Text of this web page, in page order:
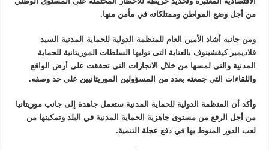
من أجل وضع المواطن وممتلكاته في مأمن منها.
ومن جانبه أشاد الأمين العام للمنظمة الدولية للحماية المدنية السيد
فلاديمير كيفشينوف بالعناية التى توليها السلطات الموريتانية للحماية
المدنية والتى لمسها من خلال الانجازات التى تحققت على أرض الواقع
واللقاءات التى جمعته بعدد من المسؤولين الموريتانيين على حد وصفه.
وأكد أن المنظمة الدولية للحماية المدنية ستعمل جاهدة إلى جانب موريتانيا
من أجل الرفع من مستوى جاهزية الحماية المدنية في البلد وتمكينها من
لعب الدور المنوط بها في دفع عجلة التنمية.